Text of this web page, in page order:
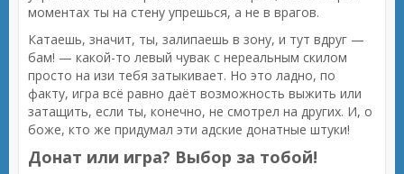
моментах ты на стену упрешься, а не в врагов.
Катаешь, значит, ты, залипаешь в зону, и тут вдруг —
бам! — какой-то левый чувак с нереальным скилом
просто на изи тебя затыкивает. Но это ладно, по
факту, игра всё равно даёт возможность выжить или
затащить, если ты, конечно, не смотрел на других. И, о
боже, кто же придумал эти адские донатные штуки!
Донат или игра? Выбор за тобой!